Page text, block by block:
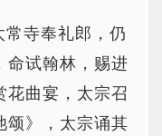
寺奉礼郎，仍
命试翰林，赐进
花曲宴，太宗召
颂》，太宗诵其